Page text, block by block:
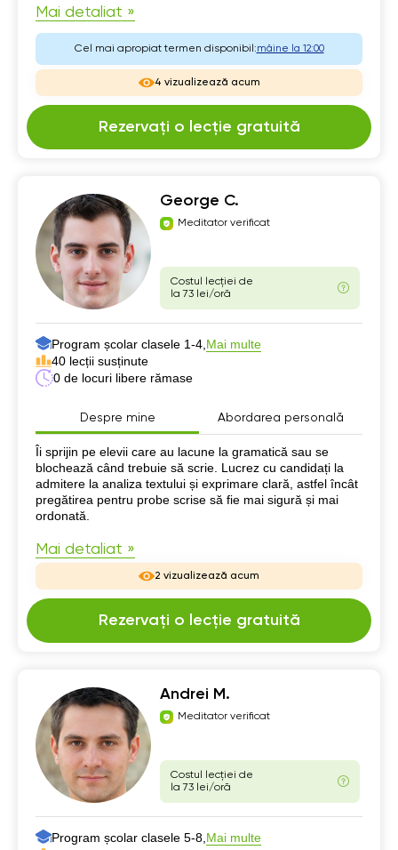
Mai detaliat »
Cel mai apropiat termen disponibil:mâine la 12:00
4 vizualizează acum
Rezervați o lecție gratuită
George C.
Meditator verificat
Costul lecției de
la 73 lei/oră
Program școlar clasele 1-4, Mai multe
40 lecții susținute
0 de locuri libere rămase
Despre mine Abordarea personală
Despre mine
Îi sprijin pe elevii care au lacune la gramatică sau se
blochează când trebuie să scrie. Lucrez cu candidați la
admitere la analiza textului și exprimare clară, astfel încât
pregătirea pentru probe scrise să fie mai sigură și mai
ordonată.
Mai detaliat »
2 vizualizează acum
Rezervați o lecție gratuită
Andrei M.
Meditator verificat
Costul lecției de
la 73 lei/oră
Program școlar clasele 5-8, Mai multe